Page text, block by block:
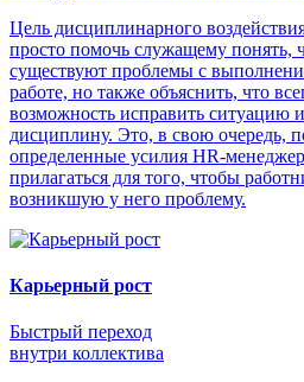
Цель дисциплинарного
просто помочь служащему понять,
существуют проблемы с
работе, но также объяснить, что
возможность исправить ситуацию
дисциплину. Это, в свою очередь,
определенные усилия HR-
прилагаться для того, чтобы
возникшую у него проблему.
Карьерный рост
Быстрый переход
внутри коллектива